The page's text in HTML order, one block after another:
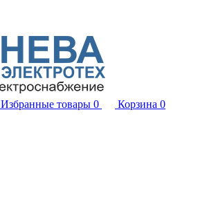
Избранные товары 0 Корзина 0